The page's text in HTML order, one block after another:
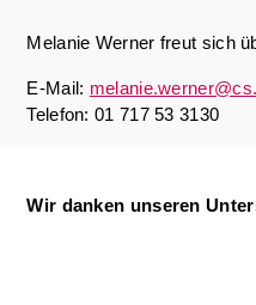
Melanie Werner freut sich
E-Mail:
Telefon: 01 717 53 3130
Wir danken unseren